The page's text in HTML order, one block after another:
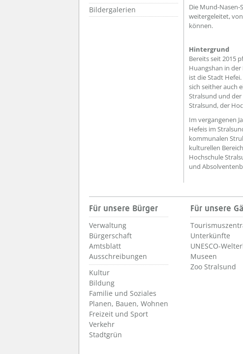
Bildergalerien
Die Mund-
weitergeleitet,
können.
Hintergrund
Bereits seit 2015
Huangshan in
ist die Stadt
sich seither auch
Stralsund und
Stralsund, der
Im vergangenen
Hefeis im
kommunalen
kulturellen
Hochschule
und
Für unsere Bürger
Verwaltung
Bürgerschaft
Amtsblatt
Ausschreibungen
Kultur
Bildung
Familie und Soziales
Planen, Bauen, Wohnen
Freizeit und Sport
Verkehr
Stadtgrün
Für unsere
Unterkünfte
UNESCO-
Museen
Zoo Stralsund